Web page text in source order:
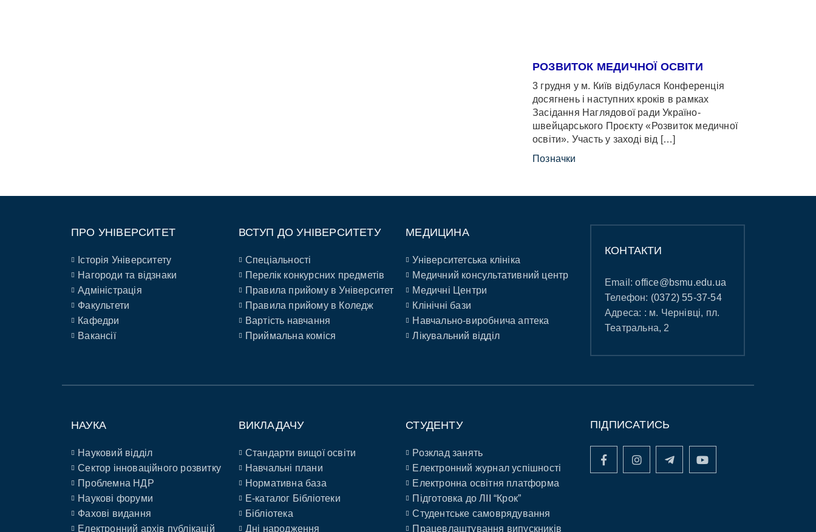
РОЗВИТОК МЕДИЧНОЇ ОСВІТИ
3 грудня у м. Київ відбулася Конференція
досягнень і наступних кроків в рамках
Засідання Наглядової ради Україно-
швейцарського Проєкту «Розвиток медичної
освіти». Участь у заході від […]
Позначки
ПРО УНІВЕРСИТЕТ
Історія Університету
Нагороди та відзнаки
Адміністрація
Факультети
Кафедри
Вакансії
ВСТУП ДО УНІВЕРСИТЕТУ
Спеціальності
Перелік конкурсних предметів
Правила прийому в Університет
Правила прийому в Коледж
Вартість навчання
Приймальна коміся
МЕДИЦИНА
Університетська клініка
Медичний консультативний центр
Медичні Центри
Клінічні бази
Навчально-виробнича аптека
Лікувальний відділ
КОНТАКТИ
Email:office@bsmu.edu.ua
Телефон: (0372) 55-37-54
Адреса: : м. Чернівці, пл.
Театральна, 2
НАУКА
Науковий відділ
Сектор інноваційного розвитку
Проблемна НДР
Наукові форуми
Фахові видання
Електронний архів публікацій
ВИКЛАДАЧУ
Стандарти вищої освіти
Навчальні плани
Нормативна база
E-каталог Бібліотеки
Бібліотека
Дні народження
СТУДЕНТУ
Розклад занять
Електронний журнал успішності
Електронна освітня платформа
Підготовка до ЛІІ “Крок”
Студентське самоврядування
Працевлаштування випускників
ПІДПИСАТИСЬ